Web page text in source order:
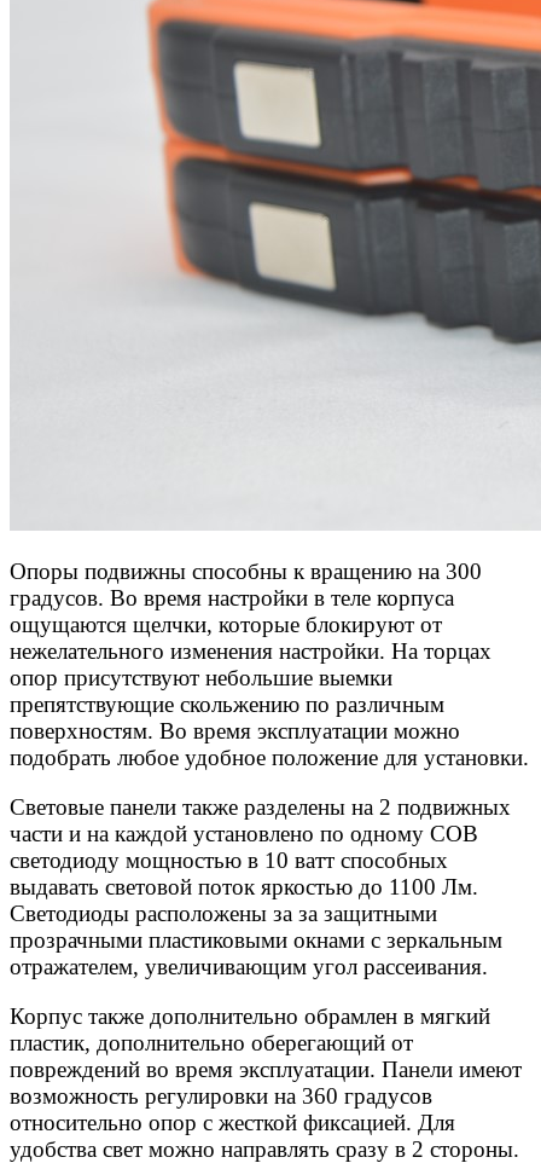
Опоры подвижны способны к вращению на 300
градусов. Во время настройки в теле корпуса
ощущаются щелчки, которые блокируют от
нежелательного изменения настройки. На торцах
опор присутствуют небольшие выемки
препятствующие скольжению по различным
поверхностям. Во время эксплуатации можно
подобрать любое удобное положение для установки.
Световые панели также разделены на 2 подвижных
части и на каждой установлено по одному COB
светодиоду мощностью в 10 ватт способных
выдавать световой поток яркостью до 1100 Лм.
Светодиоды расположены за за защитными
прозрачными пластиковыми окнами с зеркальным
отражателем, увеличивающим угол рассеивания.
Корпус также дополнительно обрамлен в мягкий
пластик, дополнительно оберегающий от
повреждений во время эксплуатации. Панели имеют
возможность регулировки на 360 градусов
относительно опор с жесткой фиксацией. Для
удобства свет можно направлять сразу в 2 стороны.